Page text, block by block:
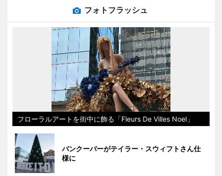
フォトフラッシュ
フローラルアートを街中に飾る「Fleurs De Villes Noel」
バンクーバーがテイラー・スウィフトさん仕
様に